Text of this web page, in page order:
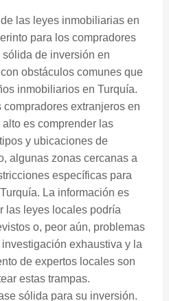
las leyes inmobiliarias en
para los compradores
de inversión en
obstáculos comunes que
inmobiliarios en Turquía.
extranjeros en
es comprender las
y ubicaciones de
algunas zonas cercanas a
específicas para
La información es
las leyes locales podría
o, peor aún, problemas
exhaustiva y la
de expertos locales son
estas trampas.
sólida para su inversión.